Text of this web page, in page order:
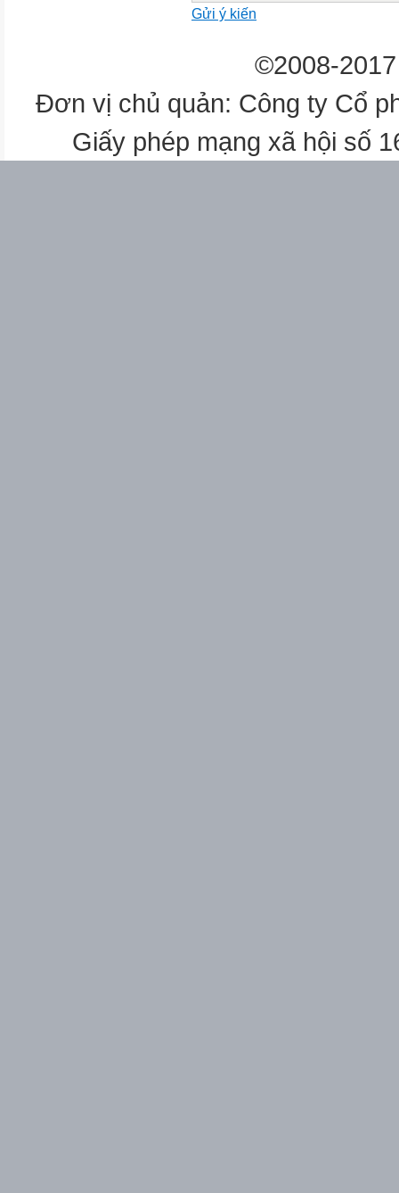
Gửi ý kiến
©2008-
Đơn vị chủ quản: Công ty Cổ
Giấy phép mạng xã hội số